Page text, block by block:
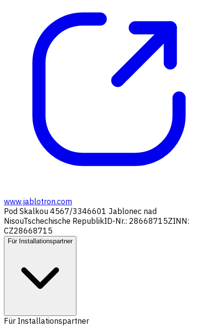
www.jablotron.com
Pod Skalkou 4567/3346601 Jablonec nad
NisouTschechische RepublikID-Nr.: 28668715ZINN:
CZ28668715
Für Installationspartner
Für Installationspartner